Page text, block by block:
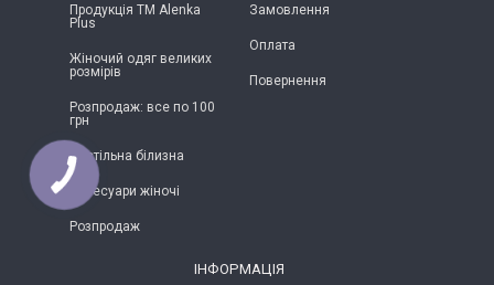
Продукція ТМ Alenka
Plus
Жіночий одяг великих
розмірів
Розпродаж: все по 100
грн
Постільна білизна
Аксесуари жіночі
Розпродаж
Замовлення
Оплата
Повернення
ІНФОРМАЦІЯ